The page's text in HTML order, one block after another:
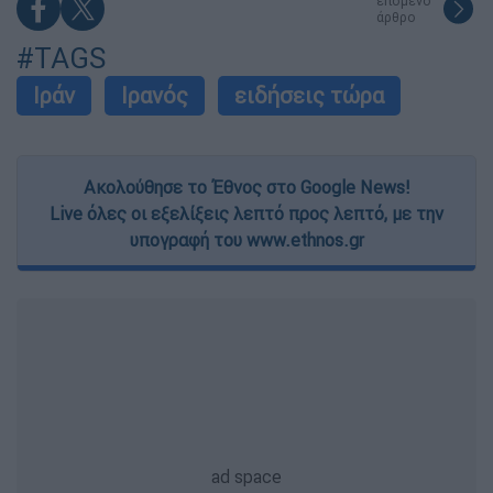
άρθρο
#TAGS
Ιράν Ιρανός ειδήσεις τώρα
Ακολούθησε το Έθνος στο Google News!
Live όλες οι εξελίξεις λεπτό προς λεπτό, με την
υπογραφή του www.ethnos.gr